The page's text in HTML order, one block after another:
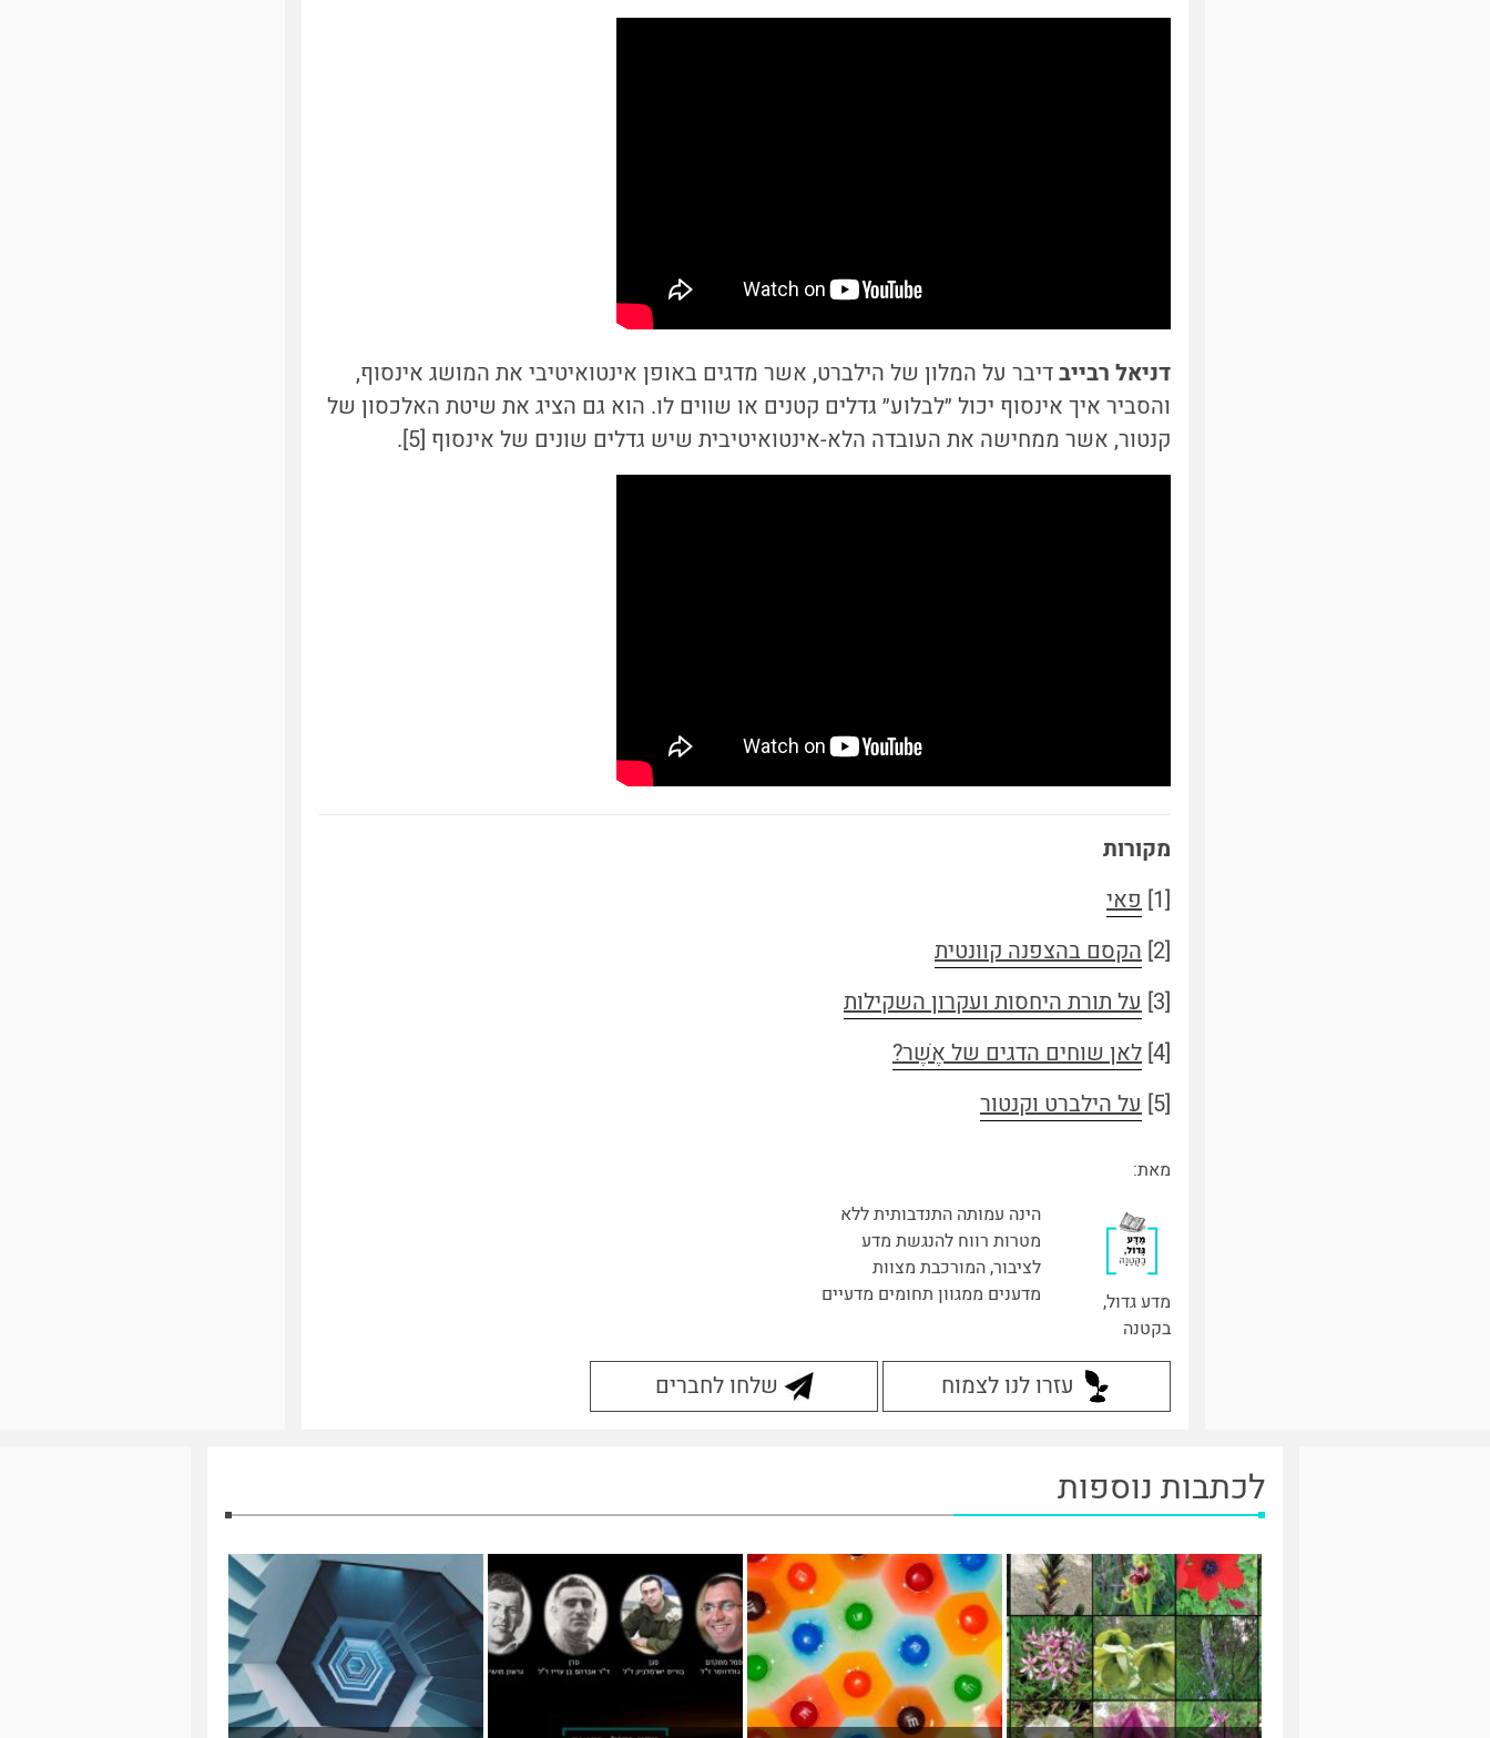
דניאל רבייבדיבר על המלון של הילברט, אשר מדגים באופן אינטואיטיבי את המושג אינסוף,
והסביר איך אינסוף יכול ״לבלוע״ גדלים קטנים או שווים לו. הוא גם הציג את שיטת האלכסון של
קנטור, אשר ממחישה את העובדה הלא-אינטואיטיבית שיש גדלים שונים של אינסוף [5].
מקורות
[1]
פאי
[2]
הקסם בהצפנה קוונטית
[3]
על תורת היחסות ועקרון השקילות
[4]
לאן שוחים הדגים של אֶשֶׁר?
[5]
על הילברט וקנטור
מאת:
מדע גדול,
בקטנה
הינה עמותה התנדבותית ללא
מטרות רווח להנגשת מדע
לציבור, המורכבת מצוות
מדענים ממגוון תחומים מדעיים
עזרו לנו לצמוח שלחו לחברים
לכתבות נוספות